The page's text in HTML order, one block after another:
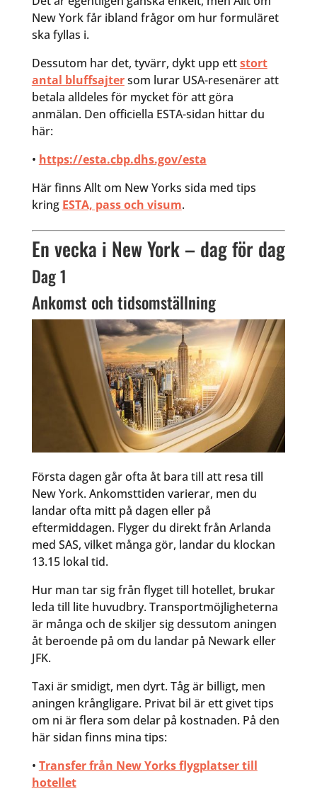
New York får ibland frågor om hur formuläret
ska fyllas i.
Dessutom har det, tyvärr, dykt upp ettstort
antal bluffsajtersom lurar USA-resenärer att
betala alldeles för mycket för att göra
anmälan. Den officiella ESTA-sidan hittar du
här:
• https://esta.cbp.dhs.gov/esta
Här finns Allt om New Yorks sida med tips
kring ESTA, pass och visum.
En vecka i New York – dag för dag
Dag 1
Ankomst och tidsomställning
Första dagen går ofta åt bara till att resa till
New York. Ankomsttiden varierar, men du
landar ofta mitt på dagen eller på
eftermiddagen. Flyger du direkt från Arlanda
med SAS, vilket många gör, landar du klockan
13.15 lokal tid.
Hur man tar sig från flyget till hotellet, brukar
leda till lite huvudbry. Transportmöjligheterna
är många och de skiljer sig dessutom aningen
åt beroende på om du landar på Newark eller
JFK.
Taxi är smidigt, men dyrt. Tåg är billigt, men
aningen krångligare. Privat bil är ett givet tips
om ni är flera som delar på kostnaden. På den
här sidan finns mina tips:
• Transfer från New Yorks flygplatser till
hotellet